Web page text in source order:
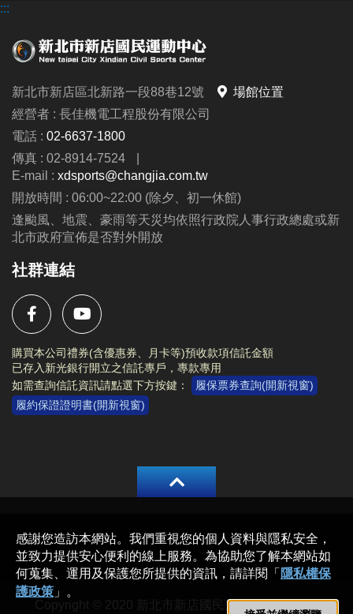
:::
新北市新店區北新路一段88巷12號
場館位置
經營者 : 長佳機電工程股份有限公司
電話 : 02-6637-1800
傳真 : 02-8914-7524
E-mail : xdsports@changjia.com.tw
開放時間 : 06:00~22:00 (除夕、初一休館)
逢颱風、地震、豪雨等天災均依照行政院人事行政總處或新
北市政府宣佈是否對外開放
社群連結
購買本公司禮券(含優惠券、月卡等)預收款項信託金額
已存入新光銀行開立之信託專戶，專款專用
如需查詢信託資訊請點選下方按鍵：
履保票券查詢(開新視窗)
履約保證證明書(開新視窗)
Copyright © 2020 新北市新店國民運動中心 All rights